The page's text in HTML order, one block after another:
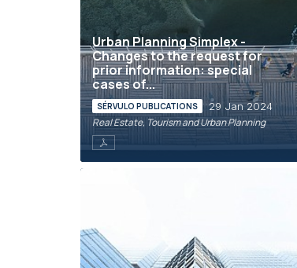
Urban Planning Simplex -
Changes to the request for
prior information: special
cases of...
SÉRVULO PUBLICATIONS 29 Jan 2024
Real Estate, Tourism and Urban Planning